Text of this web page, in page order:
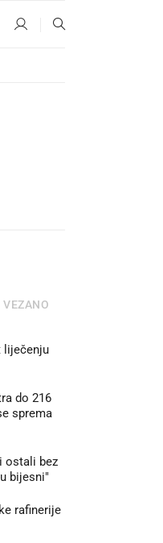
VEZANO
liječenju
do 216
sprema
ostali bez
bijesni"
rafinerije